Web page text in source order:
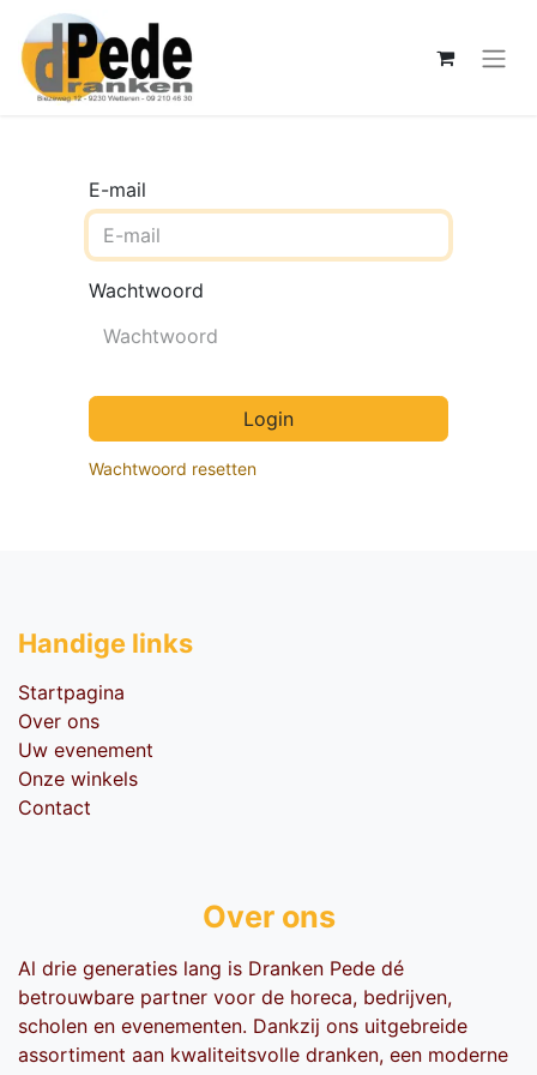
E-mail
Wachtwoord
Login
Wachtwoord resetten
Handige li​nks
Startpagina
Over ons
Uw evenement
Onze winkels
Contact
Over ons
Al drie generaties lang is Dranken Pede dé
betrouwbare partner voor de horeca, bedrijven,
scholen en evenementen. Dankzij ons uitgebreide
assortiment aan kwaliteitsvolle dranken, een moderne